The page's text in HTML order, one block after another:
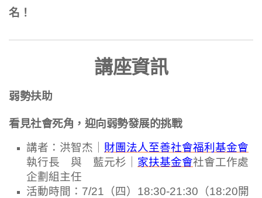
名！
講座資訊
弱勢扶助
看見社會死角，迎向弱勢發展的挑戰
講者：洪智杰｜ 財團法人至善社會福利基金會
執行長 與 藍元杉 家扶基金會社會工作處
企劃組主任
活動時間：7/21（四）18:30-21:30（18:20開